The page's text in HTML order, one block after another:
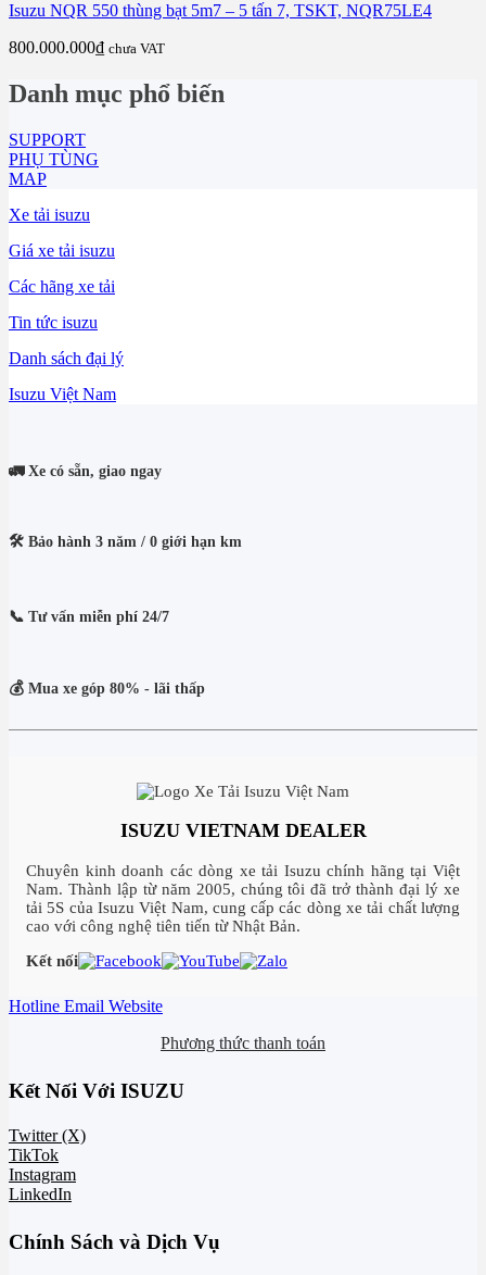
Isuzu NQR 550 thùng bạt 5m7 – 5 tấn 7, TSKT, NQR75LE4
800.000.000₫ chưa VAT
Danh mục phổ biến
SUPPORT
PHỤ TÙNG
MAP
Xe tải isuzu
Giá xe tải isuzu
Các hãng xe tải
Tin tức isuzu
Danh sách đại lý
Isuzu Việt Nam
🚛 Xe có sẵn, giao ngay
🛠️ Bảo hành 3 năm / 0 giới hạn km
📞 Tư vấn miễn phí 24/7
💰 Mua xe góp 80% - lãi thấp
ISUZU VIETNAM DEALER
Chuyên kinh doanh các dòng xe tải Isuzu chính hãng tại Việt
Nam. Thành lập từ năm 2005, chúng tôi đã trở thành đại lý xe
tải 5S của Isuzu Việt Nam, cung cấp các dòng xe tải chất lượng
cao với công nghệ tiên tiến từ Nhật Bản.
Kết nối
Hotline Email Website
Phương thức thanh toán
Kết Nối Với ISUZU
Twitter (X)
TikTok
Instagram
LinkedIn
Chính Sách và Dịch Vụ